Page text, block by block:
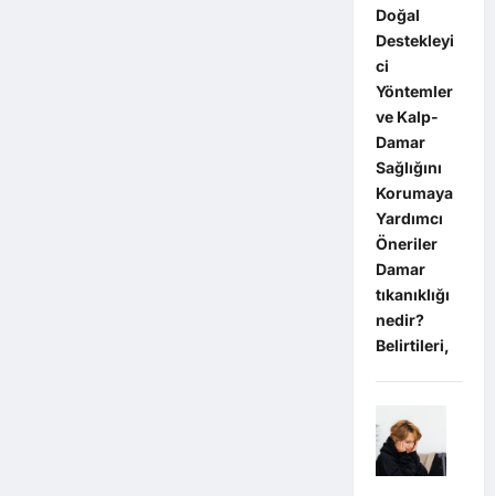
Doğal
Destekleyi
ci
Yöntemler
ve Kalp-
Damar
Sağlığını
Korumaya
Yardımcı
Öneriler
Damar
tıkanıklığı
nedir?
Belirtileri,